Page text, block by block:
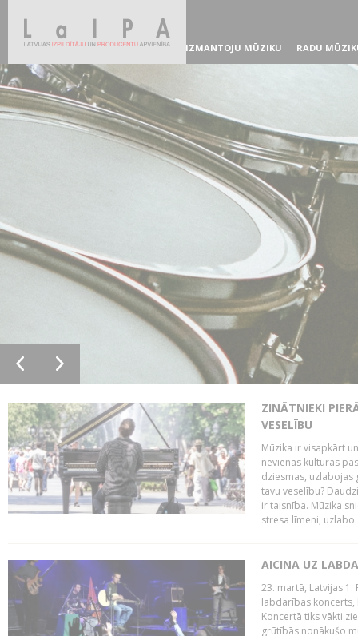
IZMANTOJU MŪZIKU RADU
ZINĀTNIEKI
VESELĪBU
Mūzika ir visapkārt
nevienas kultūras
dziesmas, uzlabojas
tavu veselību?
ir taisnība. Mūzika
stresa līmeni,
AICINA UZ
23. martā, Latvijas 1.
labdarības koncerts,
Koncertā tiks vākti
grūtībās nonākušo